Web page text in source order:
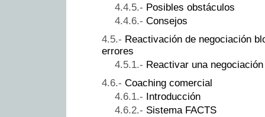
Posibles obstáculos
Consejos
Reactivación de negociación
errores
Reactivar una
Coaching comercial
Introducción
Sistema FACTS